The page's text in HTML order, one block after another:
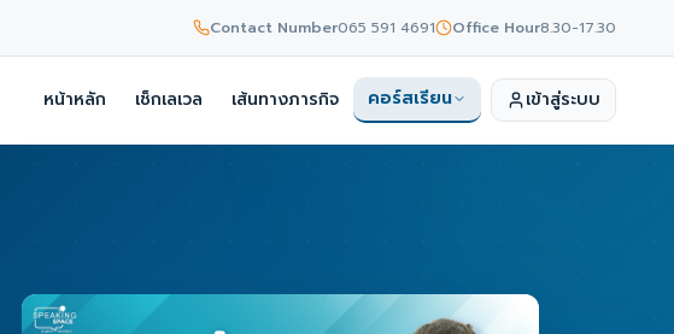
Contact Number065 591 4691 Office Hour8.30-17.30
หน้าหลัก เช็กเลเวล เส้นทางภารกิจ คอร์สเรียน เข้าสู่ระบบ